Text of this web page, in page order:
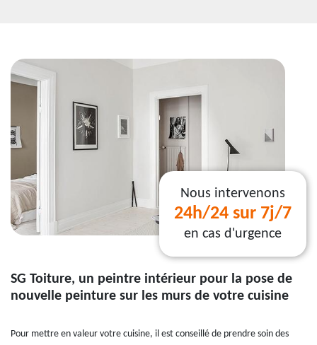
Nous intervenons
24h/24 sur 7j/7
en cas d'urgence
SG Toiture, un peintre intérieur pour la pose de
nouvelle peinture sur les murs de votre cuisine
Pour mettre en valeur votre cuisine, il est conseillé de prendre soin des